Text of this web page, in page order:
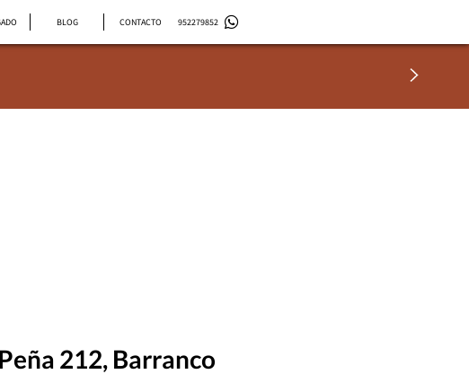
BLOG CONTACTO 952279852
212, Barranco